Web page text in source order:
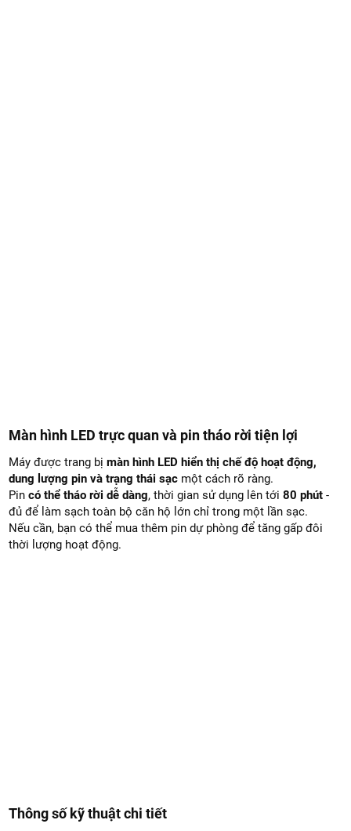
Màn hình LED trực quan và pin tháo rời tiện lợi
Máy được trang bịmàn hình LED hiển thị chế độ hoạt động,
dung lượng pin và trạng thái sạc một cách rõ ràng.
Pincó thể tháo rời dễ dàng, thời gian sử dụng lên tới80 phút -
đủ để làm sạch toàn bộ căn hộ lớn chỉ trong một lần sạc.
Nếu cần, bạn có thể mua thêm pin dự phòng để tăng gấp đôi
thời lượng hoạt động.
Thông số kỹ thuật chi tiết